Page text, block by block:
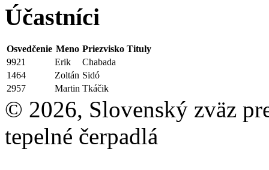
Účastníci
Osvedčenie Meno Priezvisko Tituly
9921
Erik
Chabada
1464
Zoltán Sidó
2957
Martin Tkáčik
© 2026, Slovenský zväz
tepelné čerpadlá